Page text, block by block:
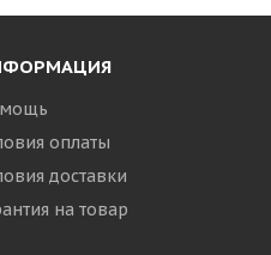
оплаты
доставки
на товар